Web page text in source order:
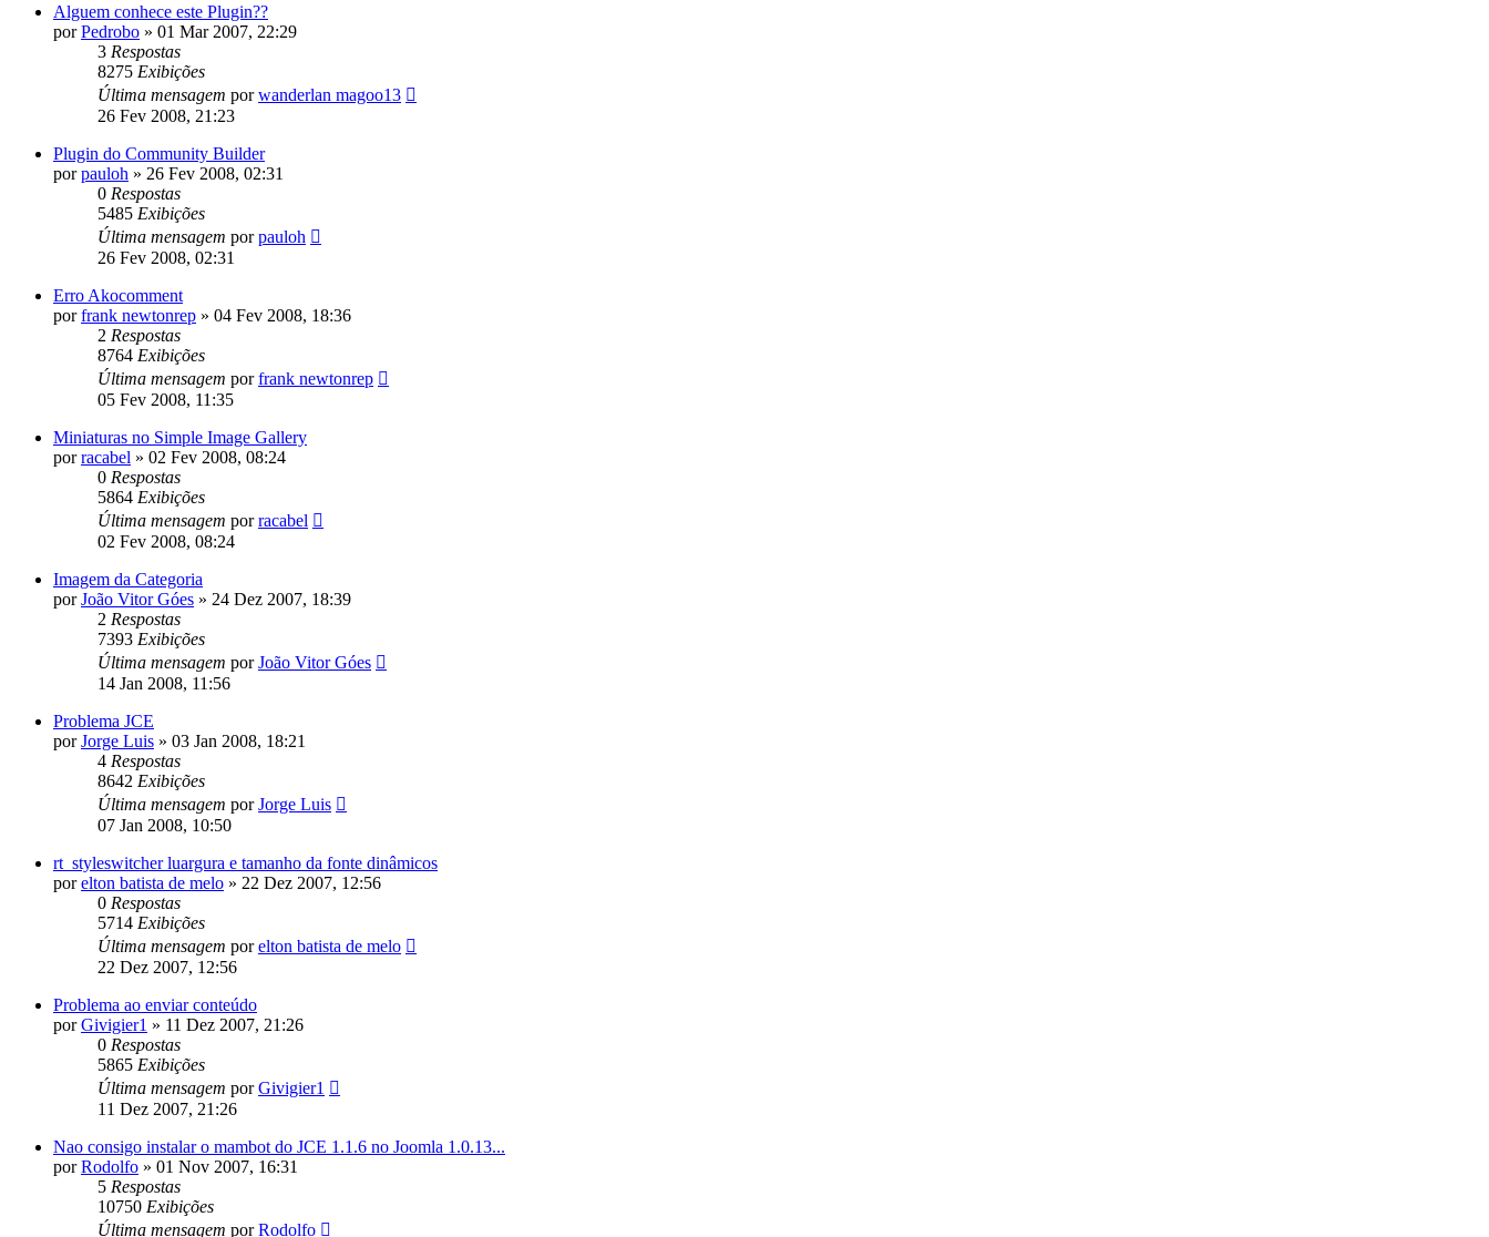
Alguem conhece este Plugin??
porPedrobo » 01 Mar 2007, 22:29
3 Respostas
8275 Exibições
Última mensagem porwanderlan magoo13
26 Fev 2008, 21:23
Plugin do Community Builder
porpauloh » 26 Fev 2008, 02:31
0 Respostas
5485 Exibições
Última mensagem porpauloh
26 Fev 2008, 02:31
Erro Akocomment
porfrank newtonrep » 04 Fev 2008, 18:36
2 Respostas
8764 Exibições
Última mensagem porfrank newtonrep
05 Fev 2008, 11:35
Miniaturas no Simple Image Gallery
porracabel » 02 Fev 2008, 08:24
0 Respostas
5864 Exibições
Última mensagem porracabel
02 Fev 2008, 08:24
Imagem da Categoria
porJoão Vitor Góes » 24 Dez 2007, 18:39
2 Respostas
7393 Exibições
Última mensagem porJoão Vitor Góes
14 Jan 2008, 11:56
Problema JCE
porJorge Luis » 03 Jan 2008, 18:21
4 Respostas
8642 Exibições
Última mensagem porJorge Luis
07 Jan 2008, 10:50
rt_styleswitcher luargura e tamanho da fonte dinâmicos
porelton batista de melo » 22 Dez 2007, 12:56
0 Respostas
5714 Exibições
Última mensagem porelton batista de melo
22 Dez 2007, 12:56
Problema ao enviar conteúdo
porGivigier1 » 11 Dez 2007, 21:26
0 Respostas
5865 Exibições
Última mensagem porGivigier1
11 Dez 2007, 21:26
Nao consigo instalar o mambot do JCE 1.1.6 no Joomla 1.0.13...
porRodolfo » 01 Nov 2007, 16:31
5 Respostas
10750 Exibições
Última mensagem porRodolfo